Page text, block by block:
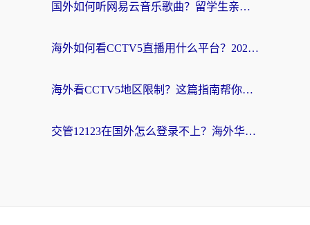
国外如何听网易云音乐歌曲？留学生亲测有效的回国加速方案
海外如何看CCTV5直播用什么平台？2026最新指南：看欧洲杯、中超、奥运不再卡
海外看CCTV5地区限制？这篇指南帮你流畅看欧洲杯、NBA还听中文解说
交管12123在国外怎么登录不上？海外华人必看的回国加速器选择指南